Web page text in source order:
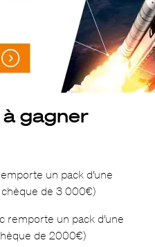
gagner
un pack d’une
de 3 000€)
remporte un pack d’une
de 2000€)